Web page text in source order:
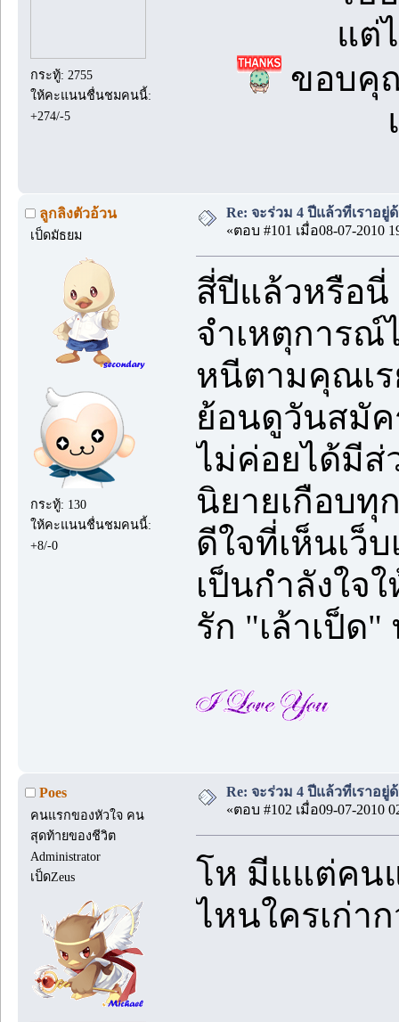
กระทู้: 2755
ให้คะแนนชื่นชมคนนี้:
+274/-5
แต่
ขอบคุ
ลูกลิงตัวอ้วน
เป็ดมัธยม
กระทู้: 130
ให้คะแนนชื่นชมคนนี้:
+8/-0
Re: จะร่วม 4 ปีแล้วที่เราอยู่
«ตอบ #101 เมื่อ08-07-2010
สี่ปีแล้วหรือนี่
จำเหตุการณ์
หนีตามคุณเ
ย้อนดูวันสมัคร
ไม่ค่อยได้มีส่
นิยายเกือบทุ
ดีใจที่เห็นเว็
เป็นกำลังใจ
รัก "เล้าเป็ด
Poes
คนแรกของหัวใจ คน
สุดท้ายของชีวิต
Administrator
เป็ดZeus
Re: จะร่วม 4 ปีแล้วที่เราอยู่
«ตอบ #102 เมื่อ09-07-2010
โห มีแแต่คน
ไหนใครเก่า